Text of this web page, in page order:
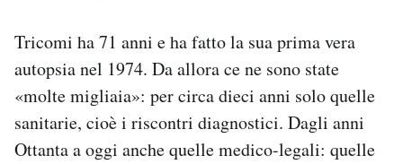
Tricomi ha 71 anni e ha fatto la sua prima vera
autopsia nel 1974. Da allora ce ne sono state
«molte migliaia»: per circa dieci anni solo quelle
sanitarie, cioè i riscontri diagnostici. Dagli anni
Ottanta a oggi anche quelle medico-legali: quelle